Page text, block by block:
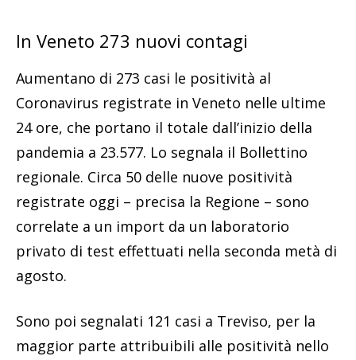
In Veneto 273 nuovi contagi
Aumentano di 273 casi le positività al
Coronavirus registrate in Veneto nelle ultime
24 ore, che portano il totale dall’inizio della
pandemia a 23.577. Lo segnala il Bollettino
regionale. Circa 50 delle nuove positività
registrate oggi – precisa la Regione – sono
correlate a un import da un laboratorio
privato di test effettuati nella seconda metà di
agosto.
Sono poi segnalati 121 casi a Treviso, per la
maggior parte attribuibili alle positività nello